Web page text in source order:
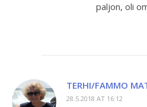
paljon, oli
TERHI/FAMMO
28.5.2018 AT 16:12